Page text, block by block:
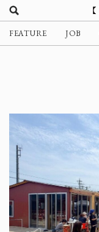
FEATURE JOB